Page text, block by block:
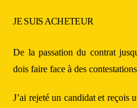
JE SUIS ACHETEUR
De la passation du contrat
dois faire face à des
J’ai rejeté un candidat et reçois